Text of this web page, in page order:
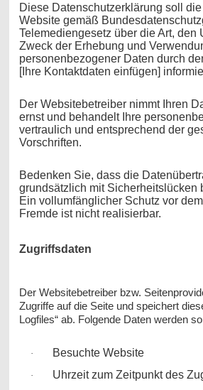
Diese Datenschutzerklärung soll
Website gemäß
Telemediengesetz über die Art, den
Zweck der Erhebung und
personenbezogener Daten durch
[Ihre Kontaktdaten einfügen]
Der Websitebetreiber nimmt Ihren
ernst und behandelt Ihre
vertraulich und entsprechend der
Vorschriften.
Bedenken Sie, dass die
grundsätzlich mit Sicherheitslücken
Ein vollumfänglicher Schutz vor
Fremde ist nicht realisierbar.
Zugriffsdaten
Der Websitebetreiber bzw.
Zugriffe auf die Seite und speichert
Logfiles“ ab. Folgende Daten werden
· Besuchte Website
· Uhrzeit zum Zeitpunkt des